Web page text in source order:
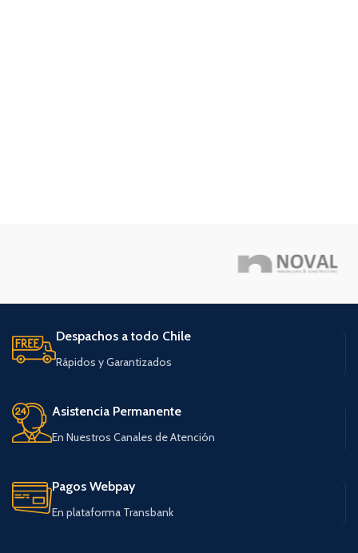
Despachos a todo Chile
Rápidos y Garantizados
Asistencia Permanente
En Nuestros Canales de Atención
Pagos Webpay
En plataforma Transbank